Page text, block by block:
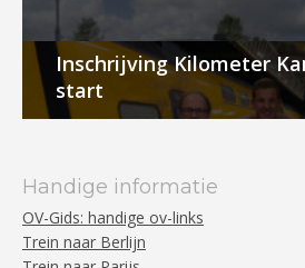
Inschrijving Kilometer
start
Handige informatie
OV-Gids: handige ov-links
Trein naar Berlijn